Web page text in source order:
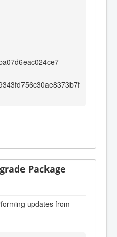
Package
updates from